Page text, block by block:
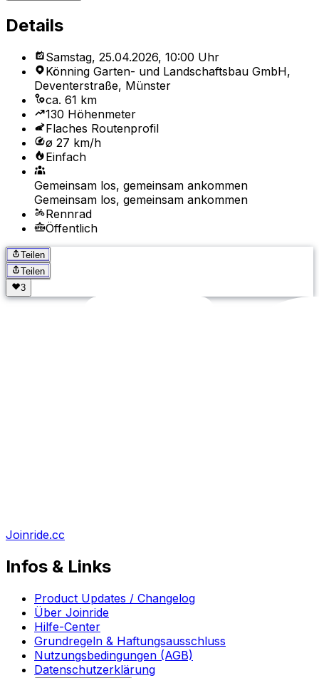
Details
Samstag, 25.04.2026, 10:00 Uhr
Könning Garten- und Landschaftsbau GmbH,
Deventerstraße, Münster
ca. 61 km
130 Höhenmeter
Flaches Routenprofil
ø 27 km/h
Einfach
Gemeinsam los, gemeinsam ankommen
Gemeinsam los, gemeinsam ankommen
Rennrad
Öffentlich
Teilen
Teilen
Joinride.cc
Infos & Links
Product Updates / Changelog
Über Joinride
Hilfe-Center
Grundregeln & Haftungsausschluss
Nutzungsbedingungen (AGB)
Datenschutzerklärung